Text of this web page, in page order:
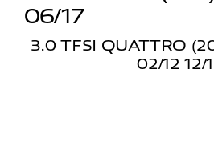
06/17
3.0 TFSI QUATTRO
02/12 12/